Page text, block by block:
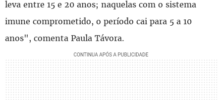
leva entre 15 e 20 anos; naquelas com o sistema
imune comprometido, o período cai para 5 a 10
anos", comenta Paula Távora.